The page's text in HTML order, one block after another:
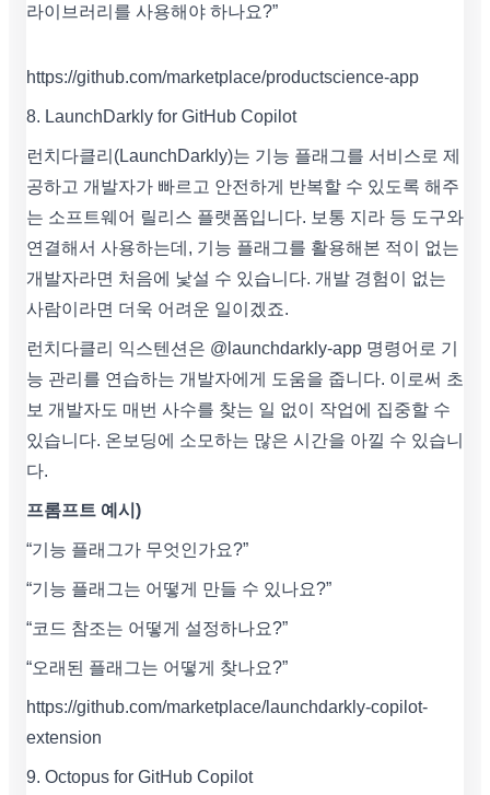
라이브러리를 사용해야 하나요?”
https://github.com/marketplace/productscience-app
8. LaunchDarkly for GitHub Copilot
런치다클리(LaunchDarkly)는 기능 플래그를 서비스로 제
공하고 개발자가 빠르고 안전하게 반복할 수 있도록 해주
는 소프트웨어 릴리스 플랫폼입니다. 보통 지라 등 도구와
연결해서 사용하는데, 기능 플래그를 활용해본 적이 없는
개발자라면 처음에 낯설 수 있습니다. 개발 경험이 없는
사람이라면 더욱 어려운 일이겠죠.
런치다클리 익스텐션은 @launchdarkly-app 명령어로 기
능 관리를 연습하는 개발자에게 도움을 줍니다. 이로써 초
보 개발자도 매번 사수를 찾는 일 없이 작업에 집중할 수
있습니다. 온보딩에 소모하는 많은 시간을 아낄 수 있습니
다.
프롬프트 예시)
“기능 플래그가 무엇인가요?”
“기능 플래그는 어떻게 만들 수 있나요?”
“코드 참조는 어떻게 설정하나요?”
“오래된 플래그는 어떻게 찾나요?”
https://github.com/marketplace/launchdarkly-copilot-
extension
9. Octopus for GitHub Copilot